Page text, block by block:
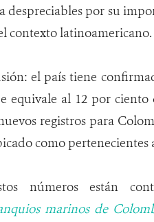
despreciables por su
contexto latinoamericano.
el país tiene
equivale al 12 por ciento
registros para
como pertenecientes
números están
marinos de